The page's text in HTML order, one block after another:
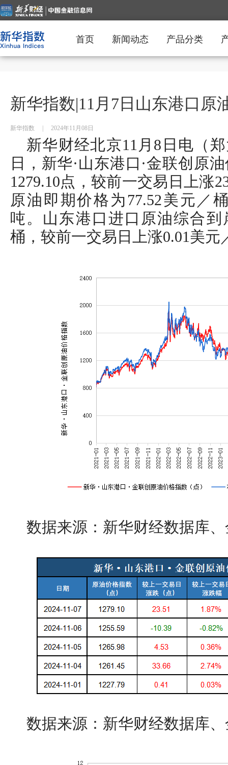
首页 新闻动态 产品分类
新华指数|11月7日山东港口原
新华指数 2024年11月08日
新华财经北京11月8日电（
日，新华·山东港口·金联创原
1279.10点，较前一交易日上涨
原油即期价格为77.52美元／
吨。山东港口进口原油综合到
桶，较前一交易日上涨0.01美元
数据来源：新华财经数据库
数据来源：新华财经数据库